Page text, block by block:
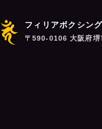
フィリアボクシン
〒590-0106 大阪府